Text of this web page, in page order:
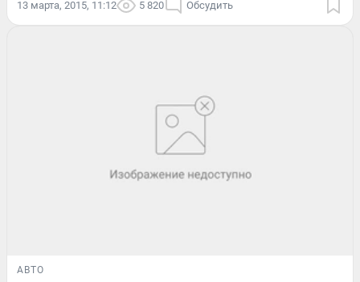
13 марта, 2015, 11:12 5 820 Обсудить
АВТО